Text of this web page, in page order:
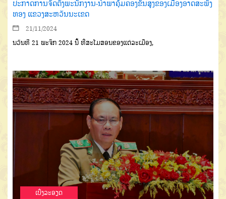
ປະກາດການຈັດຕັ້ງພະນັກງານ-ນໍາພາຄຸ້ມຄອງຂັ້ນສູງຂອງເມືອງອາດສະພັງ
ທອງ ແຂວງສະຫວັນນະເຂດ
21/11/2024
ນວັນທີ 21 ພະຈິກ 2024 ນີ້ ທີ່ສະໂມສອນຂອງແຕ່ລະເມືອງ,
ເບີ່ງລະອຽດ